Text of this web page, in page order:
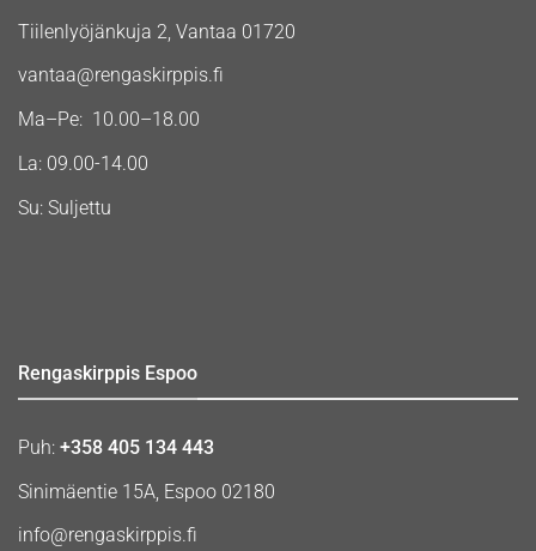
Tiilenlyöjänkuja 2, Vantaa 01720
vantaa@rengaskirppis.fi
Ma–Pe: 10.00–18.00
La: 09.00-14.00
Su: Suljettu
Rengaskirppis Espoo
Puh: +358 405 134 443
Sinimäentie 15A, Espoo 02180
info@rengaskirppis.fi